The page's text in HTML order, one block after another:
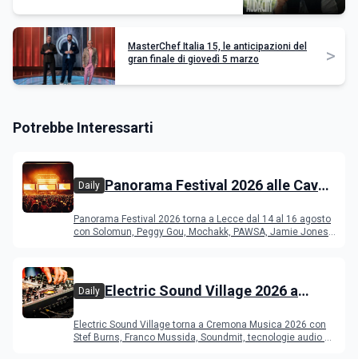
MasterChef Italia 15, le anticipazioni del
gran finale di giovedì 5 marzo
>
Potrebbe Interessarti
Daily Panorama Festival 2026 alle Cave
programma
Panorama Festival 2026 torna a Lecce dal 14 al 16 agosto
con Solomun, Peggy Gou, Mochakk, PAWSA, Jamie Jones
Daily Electric Sound Village 2026 a
Young Band Contest, il programma
Electric Sound Village torna a Cremona Musica 2026 con
Stef Burns, Franco Mussida, Soundmit, tecnologie audio e